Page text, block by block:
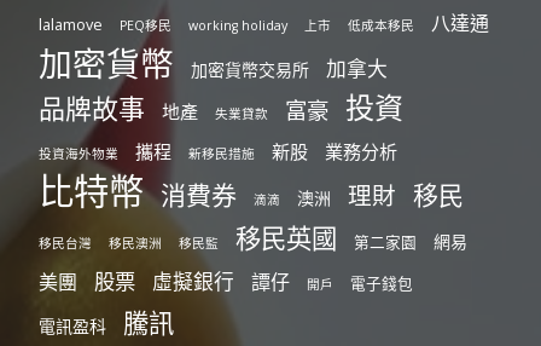
lalamove PEQ移民 working holiday 上市 低成本移民 八達通
加密貨幣 加密貨幣交易所 加拿大
品牌故事 地產 失業貸款 富豪 投資
投資海外物業 攜程 新移民措施 新股 業務分析
比特幣 消費券 滴滴 澳洲 理財 移民
移民台灣 移民澳洲 移民監 移民英國 第二家園 網易
美團 股票 虛擬銀行 譚仔 開戶 電子錢包
電訊盈科 騰訊